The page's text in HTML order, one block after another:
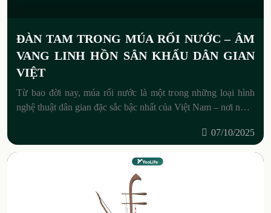
ĐÀN TAM TRONG MÚA RỐI NƯỚC – ÂM
VANG LINH HỒN SÂN KHẤU DÂN GIAN
VIỆT
Từ bao đời nay, múa rối nước là một trong những loại hình
nghệ thuật dân gian đặc sắc bậc nhất của Việt Nam – nơi nước
07/10/2025